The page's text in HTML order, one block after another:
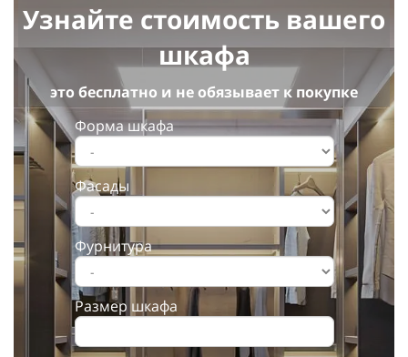
Узнайте стоимость вашего
шкафа
это бесплатно и не обязывает к покупке
Форма шкафа
Фасады
Фурнитура
Размер шкафа